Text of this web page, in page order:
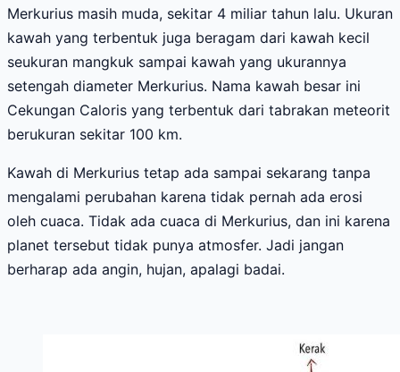
Merkurius masih muda, sekitar 4 miliar tahun lalu. Ukuran
kawah yang terbentuk juga beragam dari kawah kecil
seukuran mangkuk sampai kawah yang ukurannya
setengah diameter Merkurius. Nama kawah besar ini
Cekungan Caloris yang terbentuk dari tabrakan meteorit
berukuran sekitar 100 km.
Kawah di Merkurius tetap ada sampai sekarang tanpa
mengalami perubahan karena tidak pernah ada erosi
oleh cuaca. Tidak ada cuaca di Merkurius, dan ini karena
planet tersebut tidak punya atmosfer. Jadi jangan
berharap ada angin, hujan, apalagi badai.